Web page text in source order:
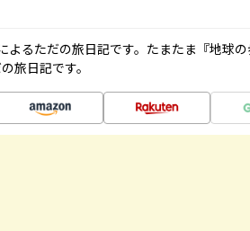
よるただの旅日記です。たまたま『地球
旅日記です。